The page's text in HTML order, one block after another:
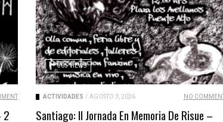
2
305 VIEWS
ACTIVIDADES / AGOSTO 3, 2026 NO COMMENT
Santiago: II Jornada En Memoria De Risue –